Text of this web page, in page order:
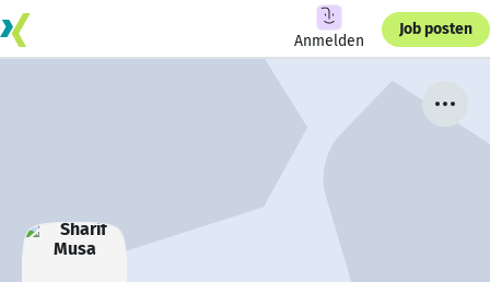
Anmelden
Job posten